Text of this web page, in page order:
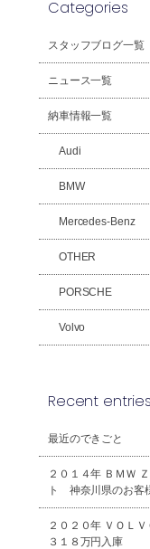
Categories
スタッフブログ一覧
ニュース一覧
納車情報一覧
Audi
BMW
Mercedes-Benz
OTHER
PORSCHE
Volvo
Recent entries
最近のできごと
２０１４年 ＢＭＷ
ト 神奈川県のお客
２０２０年 ＶＯＬ
３１８万円入庫